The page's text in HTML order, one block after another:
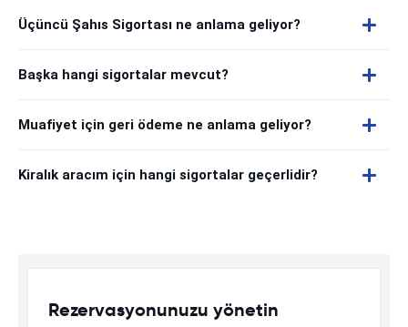
Üçüncü Şahıs Sigortası ne anlama geliyor?
Başka hangi sigortalar mevcut?
Muafiyet için geri ödeme ne anlama geliyor?
Kiralık aracım için hangi sigortalar geçerlidir?
Rezervasyonunuzu yönetin